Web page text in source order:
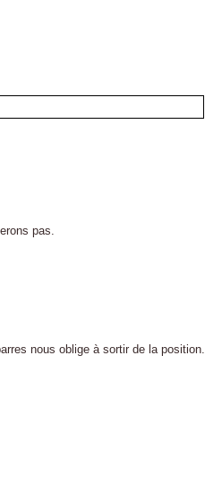
pas.
nous oblige à sortir de la position.